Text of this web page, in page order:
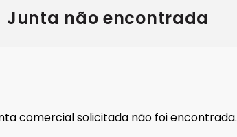
Junta não encontrada
comercial solicitada não foi encontrada.